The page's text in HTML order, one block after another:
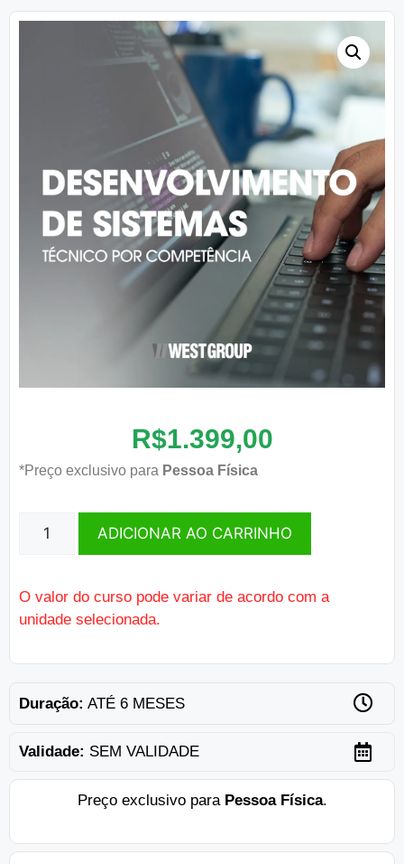
R$1.399,00
*Preço exclusivo para Pessoa Física
ADICIONAR AO CARRINHO
O valor do curso pode variar de acordo com a
unidade selecionada.
Duração: ATÉ 6 MESES
Validade: SEM VALIDADE
Preço exclusivo para Pessoa Física.